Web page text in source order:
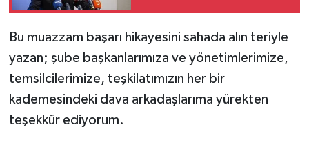
Bu muazzam başarı hikayesini sahada alın teriyle
yazan; şube başkanlarımıza ve yönetimlerimize,
temsilcilerimize, teşkilatımızın her bir
kademesindeki dava arkadaşlarıma yürekten
teşekkür ediyorum.